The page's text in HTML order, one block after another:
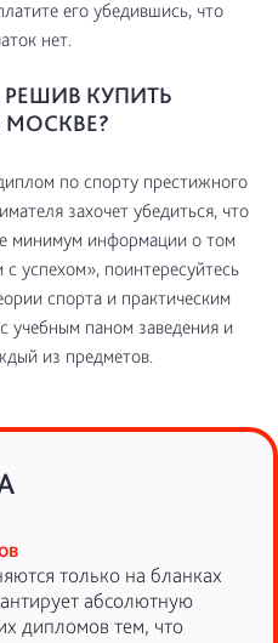
его убедившись, что
нет.
КУПИТЬ
по спорту престижного
захочет убедиться, что
минимум информации о том
успехом», поинтересуйтесь
спорта и практическим
учебным паном заведения и
из предметов.
только на бланках
абсолютную
дипломов тем, что